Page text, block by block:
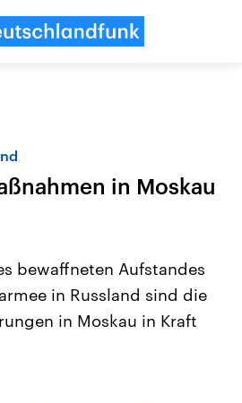
und
der Erde,
Nahostkonflikt
Aktuelle Lage und
in Moskau
bewaffneten Aufstandes
in Russland sind die
in Moskau in Kraft